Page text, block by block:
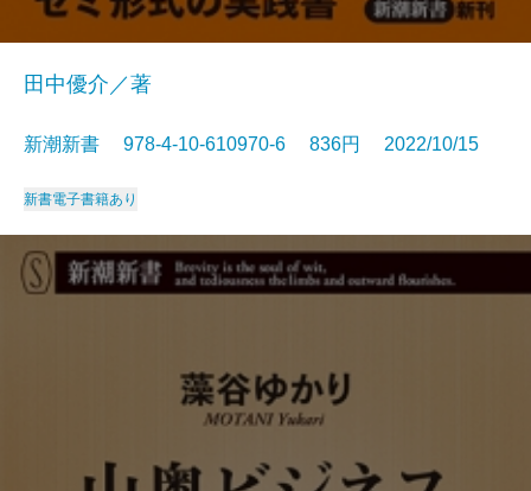
田中優介／著
新潮新書 978-4-10-610970-6 836円 2022/10/15
新書電子書籍あり